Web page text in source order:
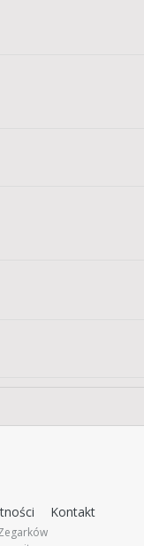
Kontakt